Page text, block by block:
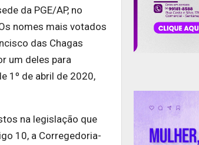
da PGE/AP, no
nomes mais votados
das Chagas
um deles para
1º de abril de 2020,
na legislação que
10, a Corregedoria-